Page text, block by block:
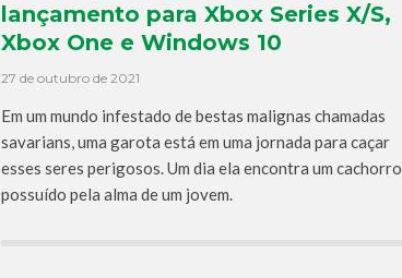
lançamento para Xbox Series X/S,
Xbox One e Windows 10
27 de outubro de 2021
Em um mundo infestado de bestas malignas chamadas
savarians, uma garota está em uma jornada para caçar
esses seres perigosos. Um dia ela encontra um cachorro
possuído pela alma de um jovem.